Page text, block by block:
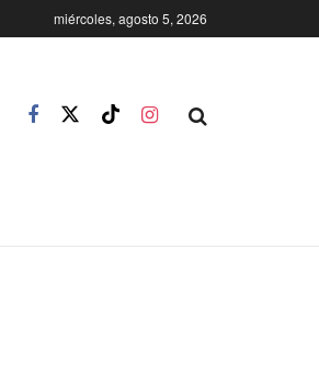
miércoles, agosto 5, 2026